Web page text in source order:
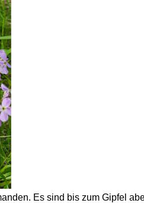
Es sind bis zum Gipfel